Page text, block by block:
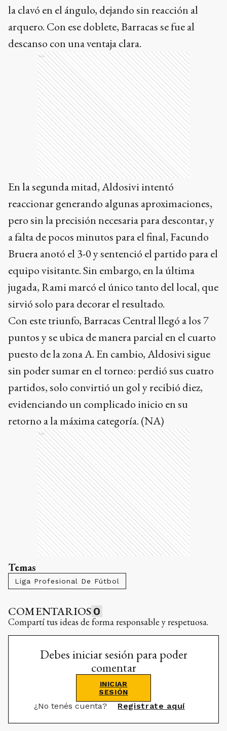
la clavó en el ángulo, dejando sin reacción al
arquero. Con ese doblete, Barracas se fue al
descanso con una ventaja clara.
Ads
En la segunda mitad, Aldosivi intentó
reaccionar generando algunas aproximaciones,
pero sin la precisión necesaria para descontar, y
a falta de pocos minutos para el final, Facundo
Bruera anotó el 3-0 y sentenció el partido para el
equipo visitante. Sin embargo, en la última
jugada, Rami marcó el único tanto del local, que
sirvió solo para decorar el resultado.
Con este triunfo, Barracas Central llegó a los 7
puntos y se ubica de manera parcial en el cuarto
puesto de la zona A. En cambio, Aldosivi sigue
sin poder sumar en el torneo: perdió sus cuatro
partidos, solo convirtió un gol y recibió diez,
evidenciando un complicado inicio en su
retorno a la máxima categoría. (NA)
Ads
Temas
Liga Profesional De Fútbol
COMENTARIOS 0
Compartí tus ideas de forma responsable y respetuosa.
Debes iniciar sesión para poder
comentar
INICIAR
SESIÓN
¿No tenés cuenta? Registrate aquí